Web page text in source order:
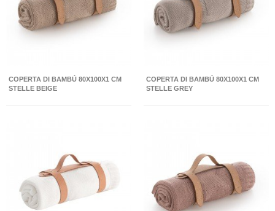
COPERTA DI BAMBÚ 80X100X1 CM
STELLE BEIGE
COPERTA DI BAMBÚ 80X100X1 CM
STELLE GREY